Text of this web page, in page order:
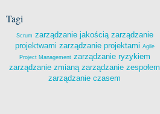
Tagi
Scrum zarządzanie jakością zarządzanie
projektwami zarządzanie projektami Agile
Project Management zarządzanie ryzykiem
zarządzanie zmianą zarządzanie zespołem
zarządzanie czasem